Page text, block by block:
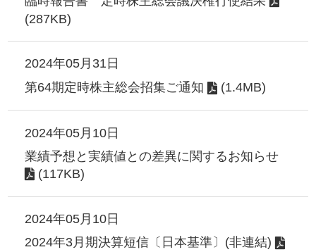
(287KB)
2024年05月31日
第64期定時株主総会招集ご通知
(1.4MB)
2024年05月10日
業績予想と実績値との差異に関するお知らせ
(117KB)
2024年05月10日
2024年3月期決算短信〔日本基準〕(非連結)